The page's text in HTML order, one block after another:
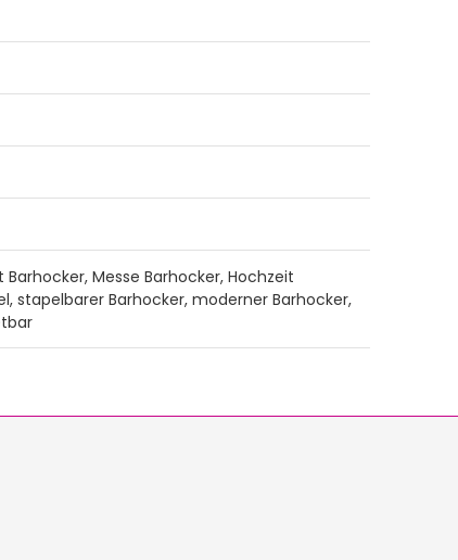
Messe Barhocker, Hochzeit
stapelbarer Barhocker, moderner Barhocker,